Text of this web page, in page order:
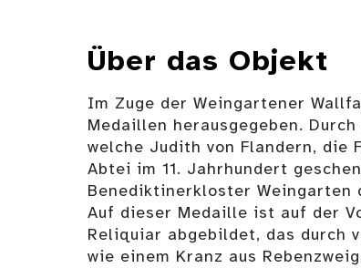
Über das Objekt
Im Zuge der Weingartener
Medaillen herausgegeben.
welche Judith von Flandern, die
Abtei im 11. Jahrhundert
Benediktinerkloster Weingarten
Auf dieser Medaille ist auf der
Reliquiar abgebildet, das durch
wie einem Kranz aus